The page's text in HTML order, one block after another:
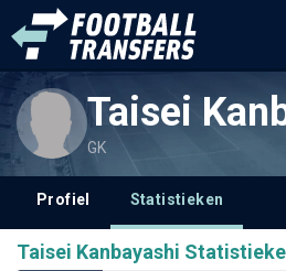
Taisei
GK
Profiel Statistieken
Taisei Kanbayashi